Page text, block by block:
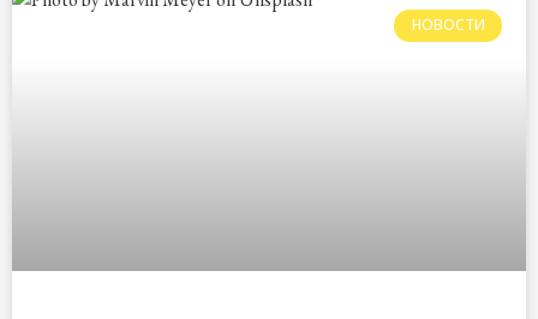
НОВОСТИ